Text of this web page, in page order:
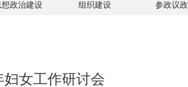
想政治建设 组织建设 参政议政
女工作研讨会